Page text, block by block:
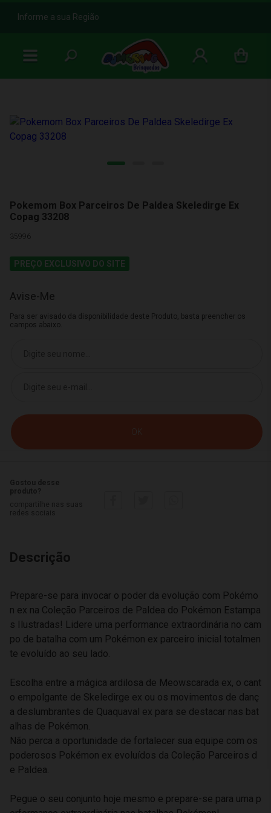
b
Informe a sua Região
Pokemom Box Parceiros De Paldea Skeledirge Ex
Copag 33208
35996
PREÇO EXCLUSIVO DO SITE
Avise-Me
Para ser avisado da disponibilidade deste Produto, basta preencher os
campos abaixo.
Descrição
Prepare-se para invocar o poder da evolução com Pokémo
n ex na Coleção Parceiros de Paldea do Pokémon Estampa
s Ilustradas! Lidere uma performance extraordinária no cam
po de batalha com um Pokémon ex parceiro inicial totalmen
te evoluído ao seu lado.
Escolha entre a mágica ardilosa de Meowscarada ex, o cant
o empolgante de Skeledirge ex ou os movimentos de danç
a deslumbrantes de Quaquaval ex para se destacar nas bat
alhas de Pokémon.
Não perca a oportunidade de fortalecer sua equipe com os
poderosos Pokémon ex evoluídos da Coleção Parceiros d
e Paldea.
Pegue o seu conjunto hoje mesmo e prepare-se para uma p